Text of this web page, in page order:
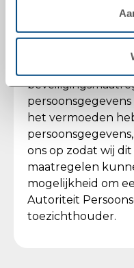
Transport de
dienstverlening
het vermoeden
ons op zodat wij
maatregelen
mogelijkheid om
Autoriteit
toezichthouder.